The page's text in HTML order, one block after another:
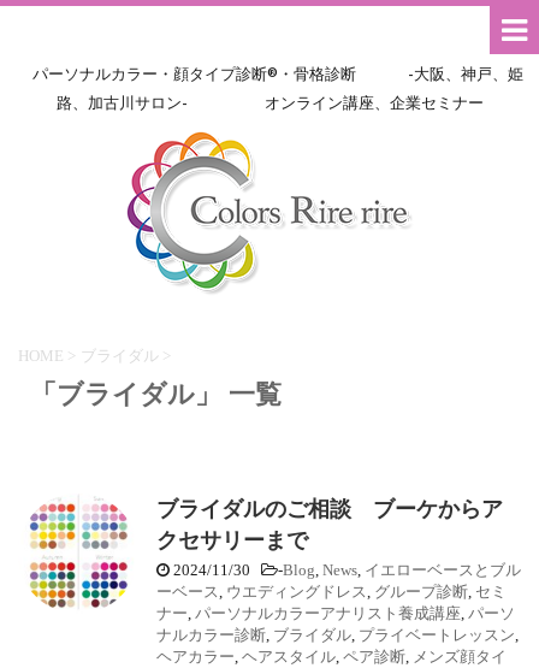
パーソナルカラー・顔タイプ診断®・骨格診断 -大阪、神戸、姫
路、加古川サロン- オンライン講座、企業セミナー
HOME > ブライダル >
「ブライダル」 一覧
ブライダルのご相談 ブーケからア
クセサリーまで
2024/11/30 -Blog, News, イエローベースとブル
ーベース, ウエディングドレス, グループ診断, セミ
ナー, パーソナルカラーアナリスト養成講座, パーソ
ナルカラー診断, ブライダル, プライベートレッスン,
ヘアカラー, ヘアスタイル, ペア診断, メンズ顔タイ